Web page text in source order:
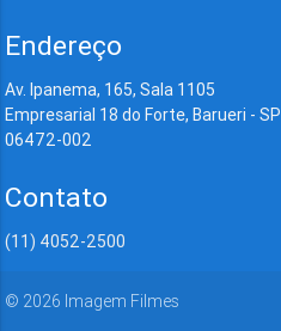
Endereço
Av. Ipanema, 165, Sala 1105
Empresarial 18 do Forte, Barueri - SP
06472-002
Contato
(11) 4052-2500
© 2026 Imagem Filmes